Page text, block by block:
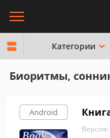
Категории
Биоритмы,
Android